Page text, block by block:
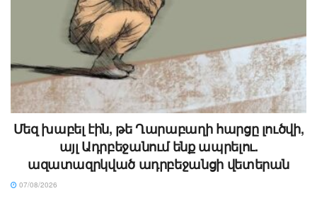
Մեզ խաբել էին, թե Ղարաբաղի հարցը լուծվի,
այլ Ադրբեջանում ենք ապրելու.
ազատազրկված ադրբեջանցի վետերան
07/08/2026